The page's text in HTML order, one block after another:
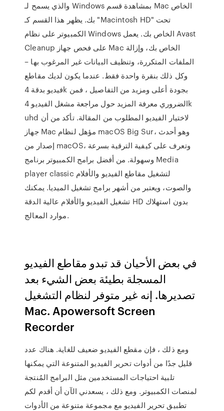
والذي يسمح لـ Windows بمشاهدة قسم Mac الخاص
بك. يظهر هذا القسم كـ "Macintosh HD" تحت
الكمبيوتر على نظام Windows الخاص بك. يعمل Avast
Cleanup على فحص جهاز Mac الخاص بك، وإزالة
الملفات المتكررة، وتنظيف البيانات غير المرغوب بها –
وكل ذلك بنقرة واحدة فقط. عندما يكون لديك مقاطع
فيديو بدقة 4k بجودة أعلى ومزيد من التفاصيل ، فمن
الضروري معرفة المزيد حول مراجعة مشغل الفيديو 4k
uhd لاختيار الفيديو المطلوب من المقالة. تأكد من أن
جهاز Mac مؤهل لنظام macOS Big Sur، وهو أحدث
إصدار من macOS، وتعرف على كيفية الترقية بسرعة
وسهولة. من أفضل برامج الكمبيوتر برنامج Media
player classic لتشغيل مقاطع الفيديو والأفلام
والصوت، ويعتبر من أشهر برامج تشغيل الميديا. يمكنك
تشغيل الفيديو والأفلام عالية الدقة HD بدون استهلاك
موارد المعالج.
في بعض الأحيان قد تبدو مقاطع الفيديو
المسجلة بطيئة بعض الشيء بعد
تصديرها. إنه غير متوفر لنظام التشغيل
Mac. Apowersoft Screen
Recorder
ومع ذلك ، فإن مقطع الفيديو ضعيف للغاية. هناك عدد
قليل جدًا من أدوات تحرير الفيديو المتنوعة التي يمكنها
تلبية احتياجات المستخدمين مثل البرامج المُنتجة
لمنصات الكمبيوتر. ومع ذلك ، يسعدني الآن أن أقدم لكم
تطبيق تحرير الفيديو مع مجموعة متنوعة من الأدوات